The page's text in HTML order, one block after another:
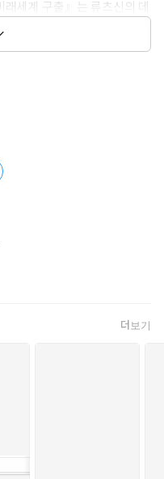
세계 구출』는 류츠신의 데
울로 메마른 도시를 살리는
전적 이야기가 담긴 「땅
은 이야기들로 이루어졌
노벨 문학상 수상자 모옌
어디에서도 보지 못한 감
년을 위해 선보이는 이번
더보기